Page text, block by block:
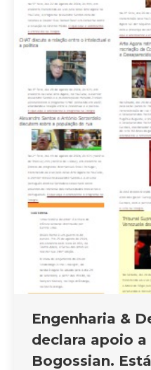
Engenharia &
declara apoio a
Bogossian.